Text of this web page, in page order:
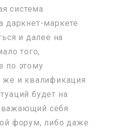
система
даркнет-маркете
и далее на
того,
по этому
же и квалификация
будет на
себя
форум, либо даже